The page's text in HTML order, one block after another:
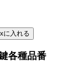
各種品番